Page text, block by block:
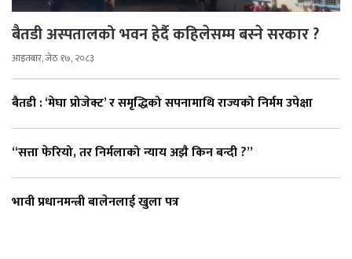
बैतडी अस्पतालको भवन हेर्दै कहिलेसम्म बस्ने सरकार ?
आइतबार, जेठ १७, २०८३
बैतडी : ‘मेघा प्रोजेक्ट’ र समृद्धिको सपनामाथि राज्यको निर्मम उपेक्षा
“सत्ता फेरियो, तर निर्मलाको न्याय अझै किन बन्दी ?”
भावी प्रधानमन्त्री बालेनलाई खुला पत्र